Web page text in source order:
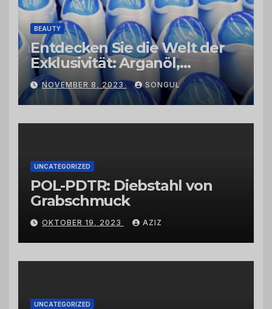
BEAUTY
Entdecken Sie die Welt der
Exklusivität: Arganöl,
Kaktusfeigenkernöl und
Schwarzkümmelöl von
vertrauenswürdigen
Großhändlern und Anbietern
NOVEMBER 8, 2023 SONGUL
UNCATEGORIZED
POL-PDTR: Diebstahl von
Grabschmuck
OKTOBER 19, 2023 AZIZ
UNCATEGORIZED